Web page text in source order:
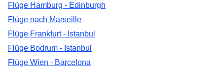
Flüge Hamburg - Edinburgh
Flüge nach Marseille
Flüge Frankfurt - Istanbul
Flüge Bodrum - Istanbul
Flüge Wien - Barcelona